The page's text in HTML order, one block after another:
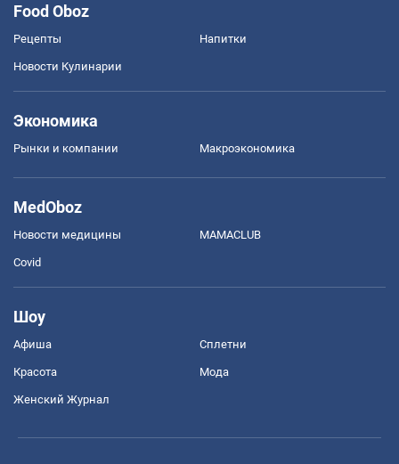
Food Oboz
Рецепты Напитки
Новости Кулинарии
Экономика
Рынки и компании Mакроэкономика
MedOboz
Новости медицины MAMACLUB
Covid
Шоу
Афиша Сплетни
Красота Мода
Женский Журнал